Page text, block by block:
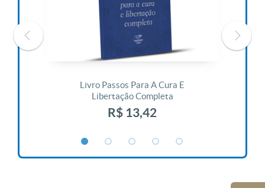
Livro Passos Para A Cura E
Libertação Completa
R$ 13,42